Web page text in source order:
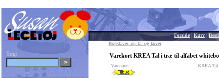
Forside|Kurv |
Søg:
Bogstaver, ur, tal og farver
Varekort KREA Tal i træ til alfabet
Varenavn KREA